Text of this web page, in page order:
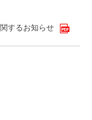
するお知らせ